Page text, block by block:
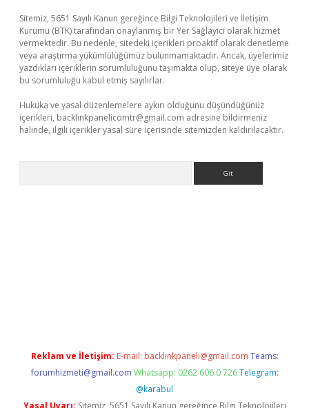
Sitemiz, 5651 Sayılı Kanun gereğince Bilgi Teknolojileri ve İletişim
Kurumu (BTK) tarafından onaylanmış bir Yer Sağlayıcı olarak hizmet
vermektedir. Bu nedenle, sitedeki içerikleri proaktif olarak denetleme
veya araştırma yükümlülüğümüz bulunmamaktadır. Ancak, üyelerimiz
yazdıkları içeriklerin sorumluluğunu taşımakta olup, siteye üye olarak
bu sorumluluğu kabul etmiş sayılırlar.
Hukuka ve yasal düzenlemelere aykırı olduğunu düşündüğünüz
içerikleri, backlinkpanelicomtr@gmail.com adresine bildirmeniz
halinde, ilgili içerikler yasal süre içerisinde sitemizden kaldırılacaktır.
Reklam ve İletişim: E-mail: backlinkpaneli@gmail.com Teams:
forumhizmeti@gmail.com Whatsapp: 0262 606 0 726 Telegram:
@karabul
Yasal Uyarı: Sitemiz, 5651 Sayılı Kanun gereğince Bilgi Teknolojileri